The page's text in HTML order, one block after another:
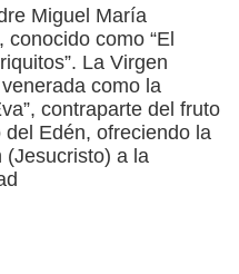
Miguel María
conocido como “El
La Virgen
como la
contraparte del fruto
del Edén, ofreciendo la
(Jesucristo) a la